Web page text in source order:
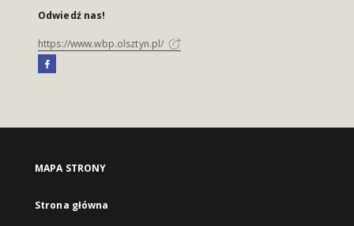
Odwiedź nas!
https://www.wbp.olsztyn.pl/
MAPA STRONY
Strona główna